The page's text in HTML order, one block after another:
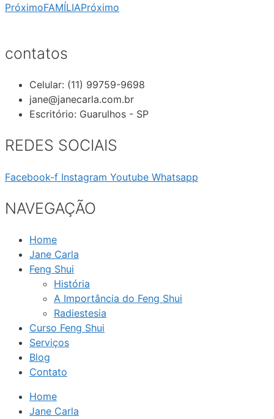
PróximoFAMÍLIAPróximo
contatos
Celular: (11) 99759-9698
jane@janecarla.com.br
Escritório: Guarulhos - SP
REDES SOCIAIS
Facebook-f Instagram Youtube Whatsapp
NAVEGAÇÃO
Home
Jane Carla
Feng Shui
História
A Importância do Feng Shui
Radiestesia
Curso Feng Shui
Serviços
Blog
Contato
Home
Jane Carla